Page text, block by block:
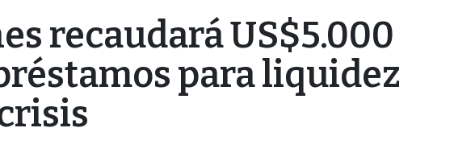
recaudará US$5.000
para liquidez